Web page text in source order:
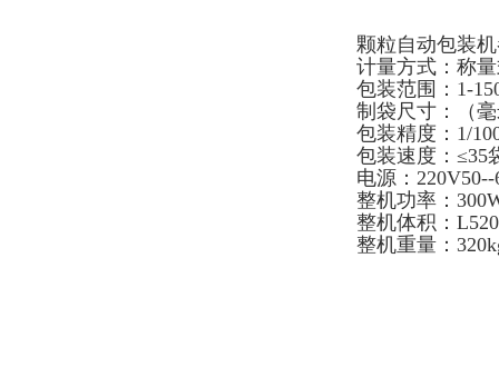
颗粒自动包装
计量方式：称
包装范围：1-
制袋尺寸：（
包装精度：1/
包装速度：≤35
电源：220V50--
整机功率：
整机体积：
整机重量：